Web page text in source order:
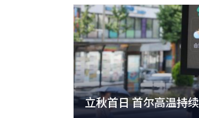
立秋首日 首尔高温持续